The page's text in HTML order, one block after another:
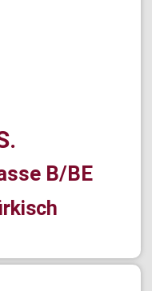
B/BE